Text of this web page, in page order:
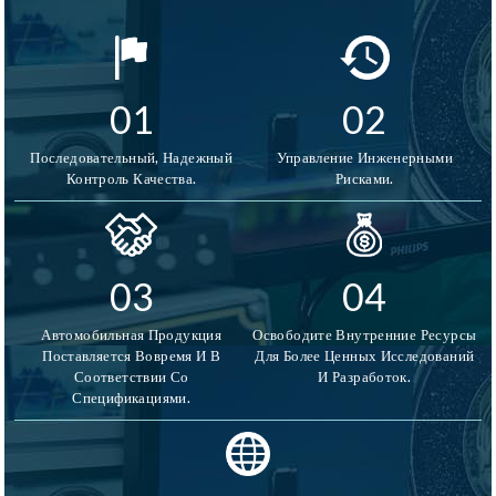
в смарт-кольца без увеличения объема или веса.
Маленький вибромотор специально разработан для
создания едва заметных вибраций, идеально
подходящих для оповещения пользователя в экстренных
ситуациях. Тактильная обратная связь — это интуитивно
понятный и ненавязчивый способ передачи важной
информации, повышающий безопасность и удобство
использования вашего смарт-кольца.
01
Последовательный, Надежный
Контроль Качества.
02
Управление Инженерными
Рисками.
03
Автомобильная Продукция
Поставляется Вовремя И В
Соответствии Со
Спецификациями.
04
Освободите Внутренние Ресурсы
Для Более Ценных Исследований
И Разработок.